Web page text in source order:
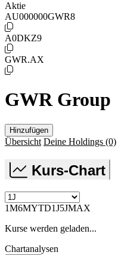
Aktie
AU000000GWR8
A0DKZ9
GWR.AX
GWR Group
Hinzufügen
Übersicht Deine Holdings (0)
Kurs-Chart
1M6MYTD1J5JMAX
Kurse werden geladen...
Chartanalysen